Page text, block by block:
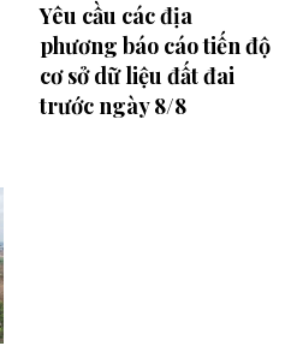
Yêu cầu các địa
phương báo cáo tiến độ
cơ sở dữ liệu đất đai
trước ngày 8/8